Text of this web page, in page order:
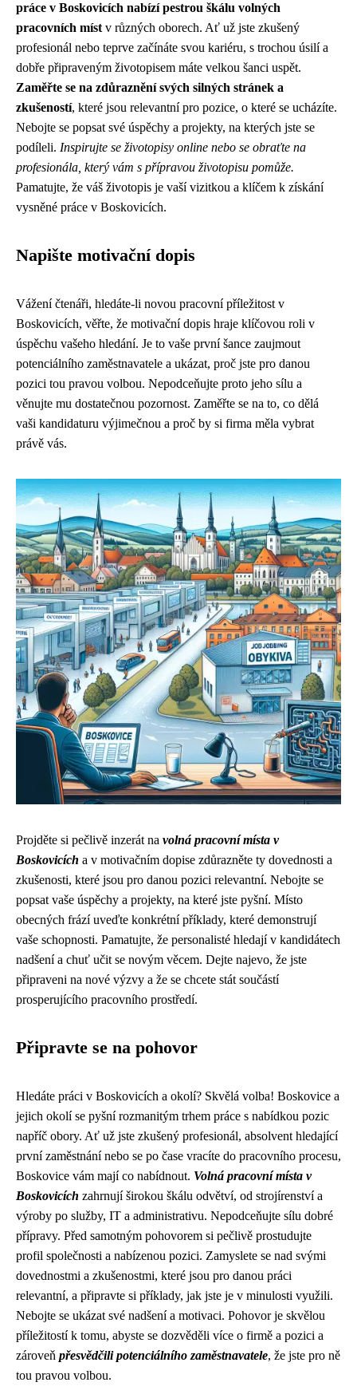
práce v Boskovicích nabízí pestrou škálu volných
pracovních míst v různých oborech. Ať už jste zkušený
profesionál nebo teprve začínáte svou kariéru, s trochou úsilí a
dobře připraveným životopisem máte velkou šanci uspět.
Zaměřte se na zdůraznění svých silných stránek a
zkušeností, které jsou relevantní pro pozice, o které se ucházíte.
Nebojte se popsat své úspěchy a projekty, na kterých jste se
podíleli. Inspirujte se životopisy online nebo se obraťte na
profesionála, který vám s přípravou životopisu pomůže.
Pamatujte, že váš životopis je vaší vizitkou a klíčem k získání
vysněné práce v Boskovicích.
Napište motivační dopis
Vážení čtenáři, hledáte-li novou pracovní příležitost v
Boskovicích, věřte, že motivační dopis hraje klíčovou roli v
úspěchu vašeho hledání. Je to vaše první šance zaujmout
potenciálního zaměstnavatele a ukázat, proč jste pro danou
pozici tou pravou volbou. Nepodceňujte proto jeho sílu a
věnujte mu dostatečnou pozornost. Zaměřte se na to, co dělá
vaši kandidaturu výjimečnou a proč by si firma měla vybrat
právě vás.
Projděte si pečlivě inzerát na volná pracovní místa v
Boskovicích a v motivačním dopise zdůrazněte ty dovednosti a
zkušenosti, které jsou pro danou pozici relevantní. Nebojte se
popsat vaše úspěchy a projekty, na které jste pyšní. Místo
obecných frází uveďte konkrétní příklady, které demonstrují
vaše schopnosti. Pamatujte, že personalisté hledají v kandidátech
nadšení a chuť učit se novým věcem. Dejte najevo, že jste
připraveni na nové výzvy a že se chcete stát součástí
prosperujícího pracovního prostředí.
Připravte se na pohovor
Hledáte práci v Boskovicích a okolí? Skvělá volba! Boskovice a
jejich okolí se pyšní rozmanitým trhem práce s nabídkou pozic
napříč obory. Ať už jste zkušený profesionál, absolvent hledající
první zaměstnání nebo se po čase vracíte do pracovního procesu,
Boskovice vám mají co nabídnout. Volná pracovní místa v
Boskovicích zahrnují širokou škálu odvětví, od strojírenství a
výroby po služby, IT a administrativu. Nepodceňujte sílu dobré
přípravy. Před samotným pohovorem si pečlivě prostudujte
profil společnosti a nabízenou pozici. Zamyslete se nad svými
dovednostmi a zkušenostmi, které jsou pro danou práci
relevantní, a připravte si příklady, jak jste je v minulosti využili.
Nebojte se ukázat své nadšení a motivaci. Pohovor je skvělou
příležitostí k tomu, abyste se dozvěděli více o firmě a pozici a
zároveň přesvědčili potenciálního zaměstnavatele, že jste pro ně
tou pravou volbou.